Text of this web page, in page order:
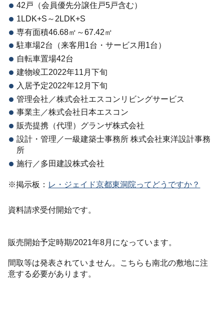
42戸（会員優先分譲住戸5戸含む）
1LDK+S～2LDK+S
専有面積46.68㎡～67.42㎡
駐車場2台（来客用1台・サービス用1台）
自転車置場42台
建物竣工2022年11月下旬
入居予定2022年12月下旬
管理会社／株式会社エスコンリビングサービス
事業主／株式会社日本エスコン
販売提携（代理）グランザ株式会社
設計・管理／一級建築士事務所 株式会社東洋設計事務
所
施行／多田建設株式会社
※掲示板： レ・ジェイド京都東洞院ってどうですか？
資料請求受付開始です。
販売開始予定時期/2021年8月になっています。
間取等は発表されていません。こちらも南北の敷地に注
意する必要があります。